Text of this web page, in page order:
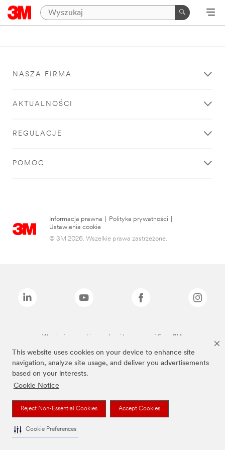
This website uses cookies on your device to enhance site
navigation, analyze site usage, and deliver you advertisements
based on your interests.
Cookie Notice
Reject Non-Essential Cookies Accept Cookies
Cookie Preferences
NASZA FIRMA
AKTUALNOŚCI
REGULACJE
POMOC
Informacja prawna Polityka prywatności
Ustawienia cookie
© 3M 2026. Wszelkie prawa zastrzeżone.
Wymienione marki są znakami towarowymi firmy 3M.